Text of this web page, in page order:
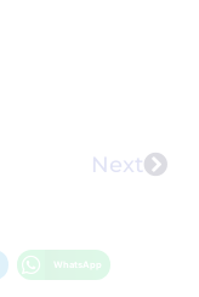
Next
WhatsApp